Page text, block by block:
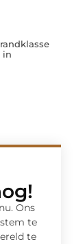
in
Ons
te
te